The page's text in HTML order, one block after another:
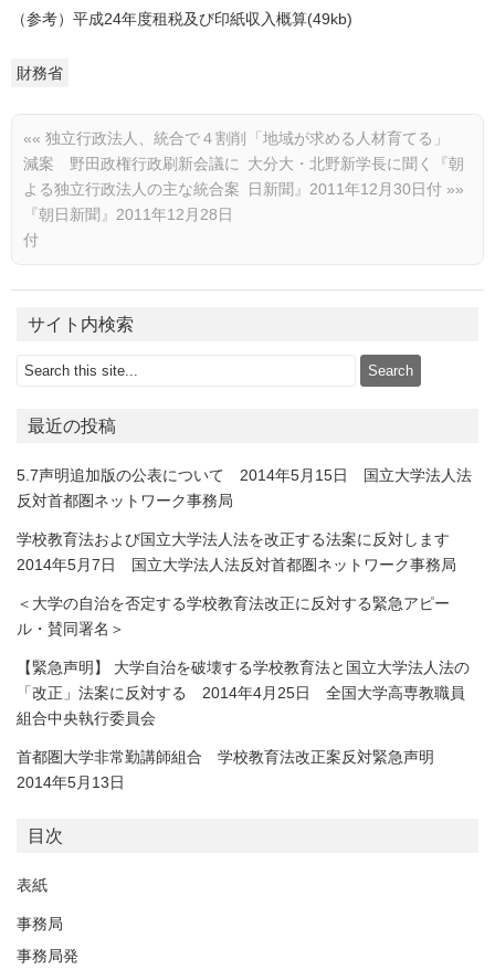
（参考）平成24年度租税及び印紙収入概算(49kb)
財務省
«« 独立行政法人、統合で４割削
減案 野田政権行政刷新会議に
よる独立行政法人の主な統合案
『朝日新聞』2011年12月28日
付
「地域が求める人材育てる」
大分大・北野新学長に聞く『朝
日新聞』2011年12月30日付 »»
サイト内検索
最近の投稿
5.7声明追加版の公表について 2014年5月15日 国立大学法人法
反対首都圏ネットワーク事務局
学校教育法および国立大学法人法を改正する法案に反対します
2014年5月7日 国立大学法人法反対首都圏ネットワーク事務局
＜大学の自治を否定する学校教育法改正に反対する緊急アピー
ル・賛同署名＞
【緊急声明】 大学自治を破壊する学校教育法と国立大学法人法の
「改正」法案に反対する 2014年4月25日 全国大学高専教職員
組合中央執行委員会
首都圏大学非常勤講師組合 学校教育法改正案反対緊急声明
2014年5月13日
目次
表紙
事務局
事務局発